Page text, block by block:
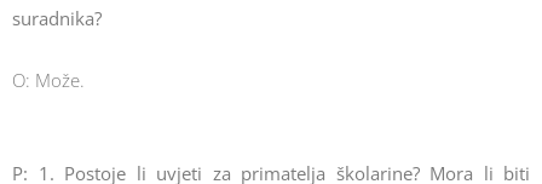
suradnika?
O: Može.
P: 1. Postoje li uvjeti za primatelja školarine? Mora li biti